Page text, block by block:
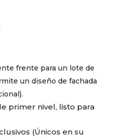
frente para un lote de
un diseño de fachada
primer nivel, listo para
(Únicos en su